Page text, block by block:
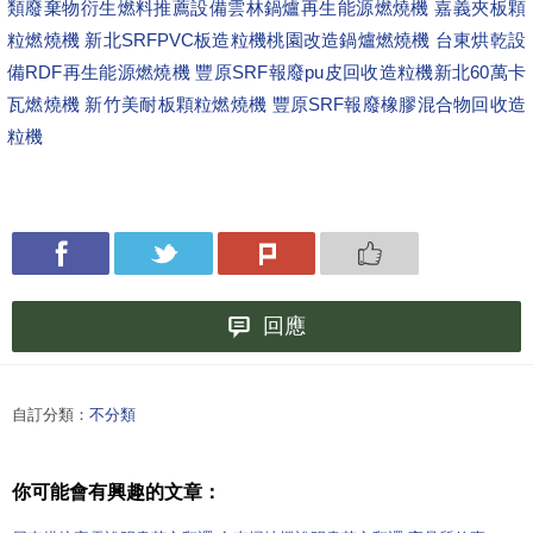
類廢棄物衍生燃料推薦設備雲林鍋爐再生能源燃燒機 嘉義夾板顆
粒燃燒機 新北SRFPVC板造粒機桃園改造鍋爐燃燒機 台東烘乾設
備RDF再生能源燃燒機 豐原SRF報廢pu皮回收造粒機新北60萬卡
瓦燃燒機 新竹美耐板顆粒燃燒機 豐原SRF報廢橡膠混合物回收造
粒機
回應
自訂分類： 不分類
你可能會有興趣的文章：